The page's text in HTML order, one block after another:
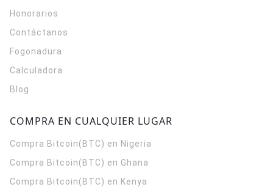
Honorarios
Contáctanos
Fogonadura
Calculadora
Blog
COMPRA EN CUALQUIER LUGAR
Compra Bitcoin(BTC) en Nigeria
Compra Bitcoin(BTC) en Ghana
Compra Bitcoin(BTC) en Kenya